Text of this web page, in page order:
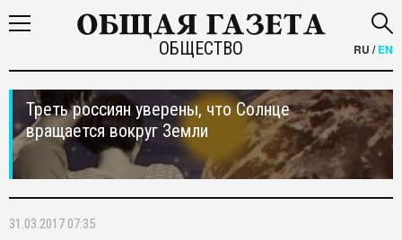
ОБЩЕСТВО RU /EN
Треть россиян уверены, что Солнце
вращается вокруг Земли
31.03.2017 07:35